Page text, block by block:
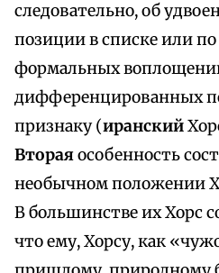
следовательно, об
позиции в списке или
формальных
дифференцированных
признаку (иранский
Втораяособенность
необычном положении
В большинстве их Хорс
что ему, Хорсу, как